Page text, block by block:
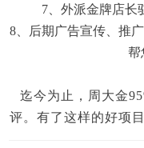
7、 外派金牌店长
8、
后期广告宣传、推
帮
迄今为止，周大金
评。有了这样的好项目